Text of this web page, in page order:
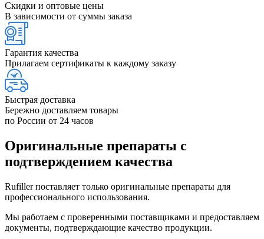
Скидки и оптовые цены
В зависимости от суммы заказа
Гарантия качества
Прилагаем сертификаты к каждому заказу
Быстрая доставка
Бережно доставляем товары
по России от 24 часов
Оригинальные препараты с
подтверждением качества
Rufiller поставляет только оригинальные препараты для
профессионального использования.
Мы работаем с проверенными поставщиками и предоставляем
документы, подтверждающие качество продукции.